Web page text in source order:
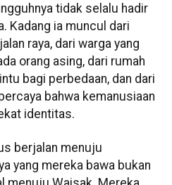
tidak selalu hadir
Kadang ia muncul dari
raya, dari warga yang
orang asing, dari rumah
bagi perbedaan, dan dari
bahwa kemanusiaan
identitas.
berjalan menuju
yang mereka bawa bukan